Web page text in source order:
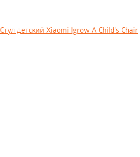
Стул детский Xiaomi Igrow A Child's Chair